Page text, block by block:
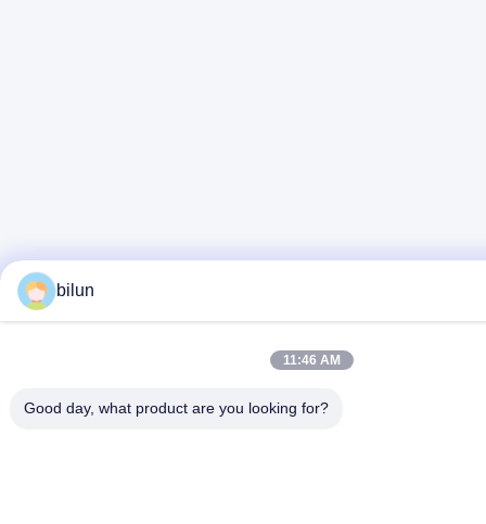
bilun
11:46 AM
Good day, what product are you looking for?